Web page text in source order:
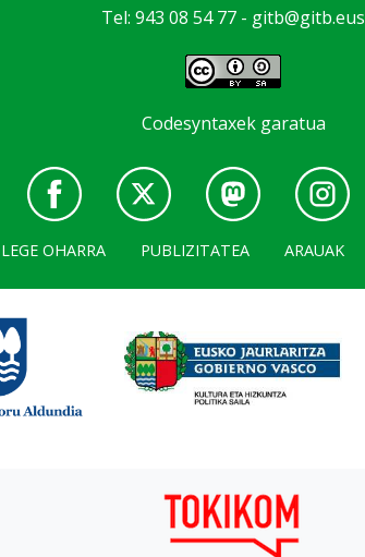
Tel: 943 08 54 77 - gitb@gitb.eus
Codesyntaxek garatua
LEGE OHARRA PUBLIZITATEA ARAUAK